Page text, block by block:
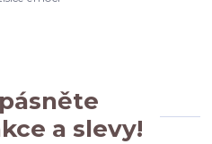
a slevy!